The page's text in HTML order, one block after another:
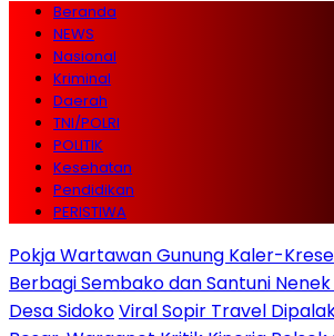
Beranda
NEWS
Nasional
Kriminal
Daerah
TNI/POLRI
POLITIK
Kesehatan
Pendidikan
PERISTIWA
Pokja Wartawan Gunung Kaler-
Berbagi Sembako dan Santuni
Desa SidokoViral Sopir Travel